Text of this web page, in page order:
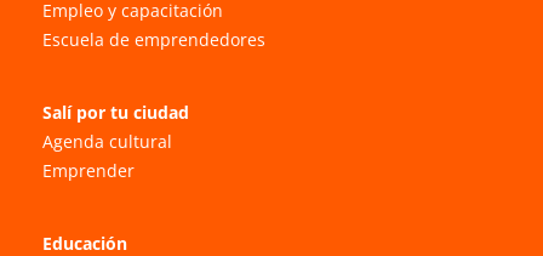
Empleo y capacitación
Escuela de emprendedores
Salí por tu ciudad
Agenda cultural
Emprender
Educación